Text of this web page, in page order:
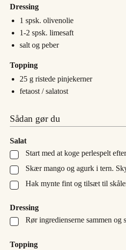
Dressing
1 spsk. olivenolie
1-2 spsk. limesaft
salt og peber
Topping
25 g ristede pinjekerner
fetaost / salatost
Sådan gør du
Salat
▢
Start med at koge perlespelt
▢
Skær mango og agurk i tern.
▢
Hak mynte fint og tilsæt til
Dressing
▢
Rør ingredienserne sammen og
Topping